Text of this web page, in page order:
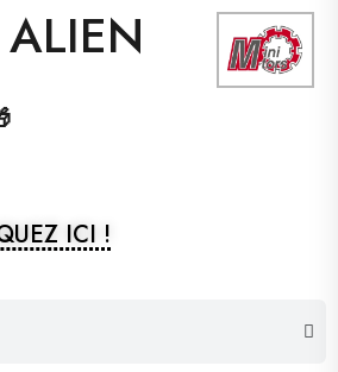
ICI !